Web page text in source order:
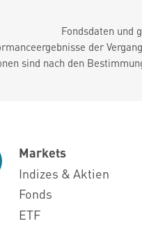
Fondsdaten und
der
sind nach den
Markets
Indizes & Aktien
Fonds
ETF